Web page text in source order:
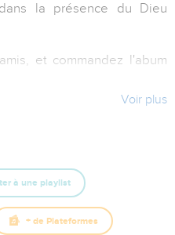
la présence du Dieu
et commandez l'abum
Artiste : Ahavat Sion
Voir plus
à une playlist
+de Plateformes